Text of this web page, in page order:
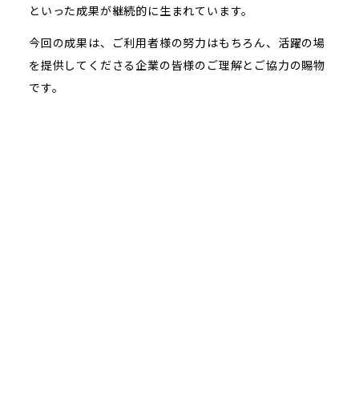
といった成果が継続的に生まれています。
今回の成果は、ご利用者様の努力はもちろん、活躍の場
を提供してくださる企業の皆様のご理解とご協力の賜物
です。